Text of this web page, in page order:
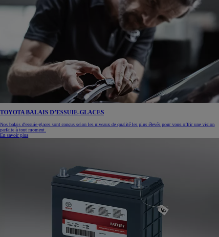
TOYOTA BALAIS D’ESSUIE-GLACES
Nos balais d'essuie-glaces sont conçus selon les niveaux de qualité les plus élevés pour vous offrir une vision
parfaite à tout moment.
En savoir plus